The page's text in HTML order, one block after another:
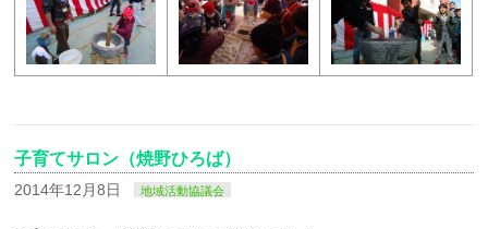
子育てサロン（焼野ひろば）
2014年12月8日 地域活動協議会